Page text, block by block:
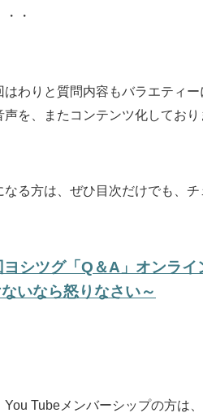
・
はわりと質問内容もバラエティ
声を、またコンテンツ化しており
なる方は、ぜひ目次だけでも、チ
ヨシツグ「Q＆A」オンラ
いなら怒りなさい～
You Tubeメンバーシップの方は